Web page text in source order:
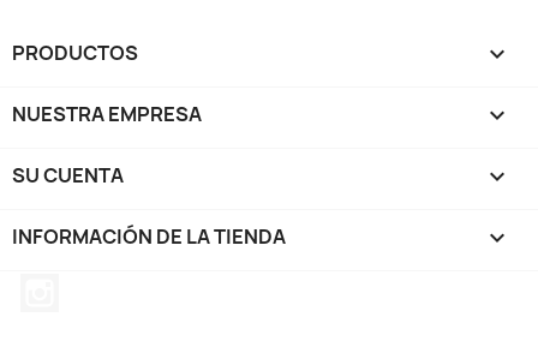
PRODUCTOS 
NUESTRA EMPRESA 
SU CUENTA 
INFORMACIÓN DE LA TIENDA keyboard_arrow_down